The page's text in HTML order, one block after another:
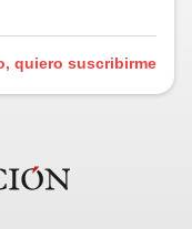
quiero suscribirme